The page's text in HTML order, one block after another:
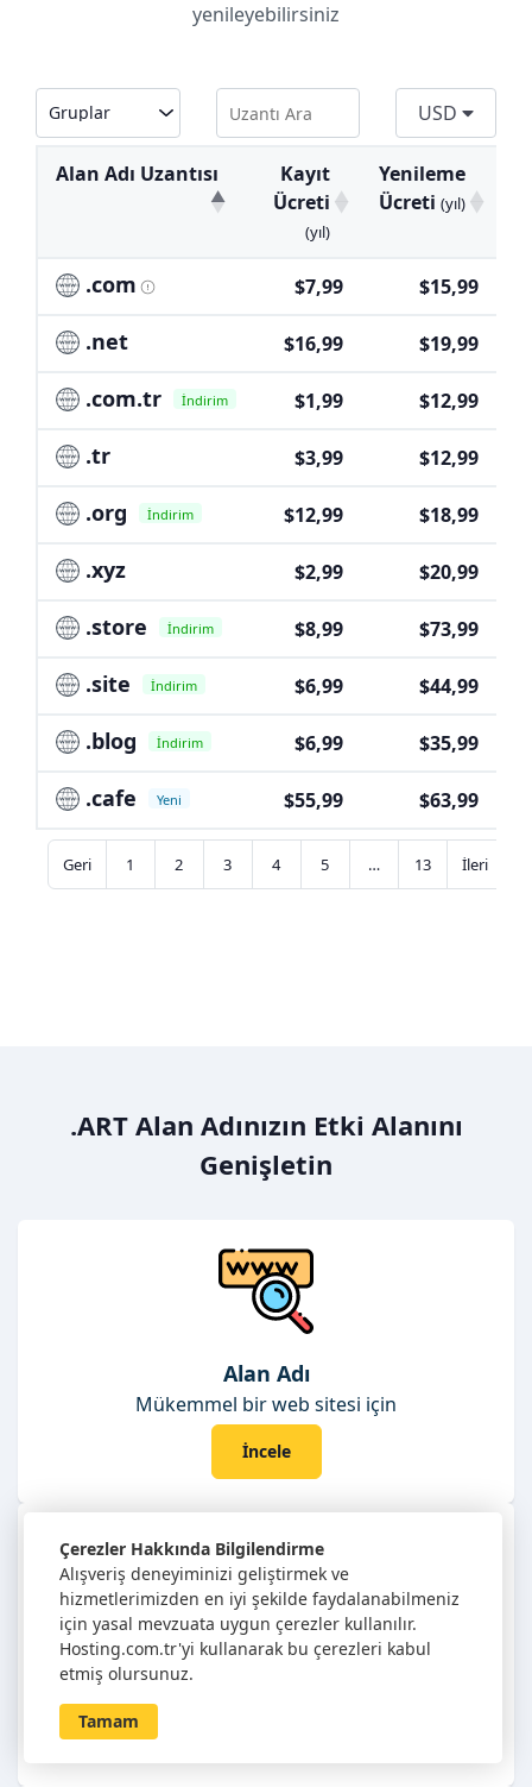
yenileyebilirsiniz
USD
Alan Adı Uzantısı
Kayıt
Ücreti
(yıl)
Yenileme
Ücreti (yıl)
.com $7,99 $15,99
.net $16,99 $19,99
.com.tr İndirim $1,99 $12,99
.tr $3,99 $12,99
.org İndirim $12,99 $18,99
.xyz $2,99 $20,99
.store İndirim $8,99 $73,99
.site İndirim $6,99 $44,99
.blog İndirim $6,99 $35,99
.cafe Yeni $55,99 $63,99
Geri 1 2 3 4 5 … 13 İleri
.ART Alan Adınızın Etki Alanını
Genişletin
Alan Adı
Mükemmel bir web sitesi için
İncele
Linux Hosting
Linux tabanlı siteleriniz için
Çerezler Hakkında Bilgilendirme
Alışveriş deneyiminizi geliştirmek ve
hizmetlerimizden en iyi şekilde faydalanabilmeniz
için yasal mevzuata uygun çerezler kullanılır.
Hosting.com.tr'yi kullanarak bu çerezleri kabul
etmiş olursunuz.
Tamam